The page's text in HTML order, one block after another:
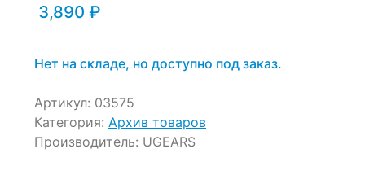
3,890 ₽
Нет на складе, но доступно под заказ.
Артикул: 03575
Категория: Архив товаров
Производитель: UGEARS